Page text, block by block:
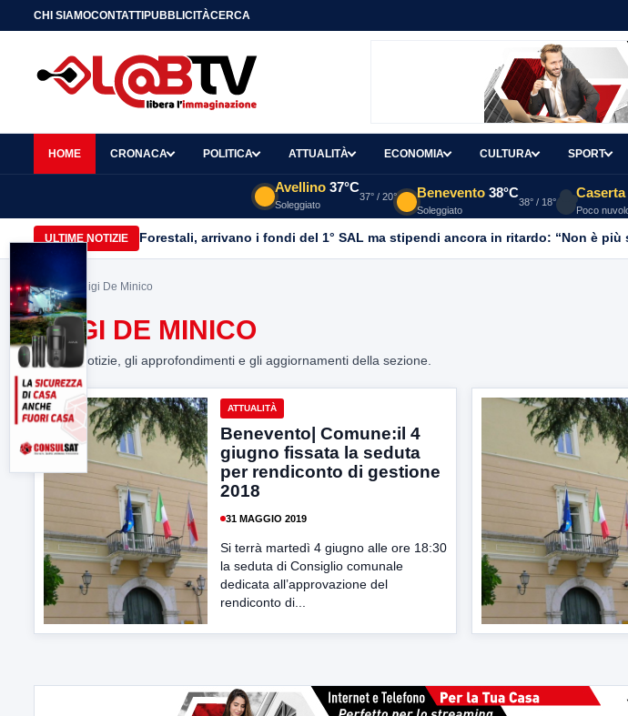
CHI SIAMOCONTATTIPUBBLICITÀCERCA
HOME CRONACA POLITICA ATTUALITÀ ECONOMIA CULTURA SPORT
Avellino 37°C
Soleggiato
37° / 20° Benevento 38°C
Soleggiato
38° / 18°
Caserta
Poco
ULTIME NOTIZIE Forestali, arrivano i fondi del 1° SAL ma stipendi ancora in ritardo: “Non è più
Home> Luigi De Minico
LUIGI DE MINICO
Tutte le notizie, gli approfondimenti e gli aggiornamenti della sezione.
ATTUALITÀ
Benevento| Comune:il 4
giugno fissata la seduta
per rendiconto di gestione
2018
31 MAGGIO 2019
Si terrà martedì 4 giugno alle ore 18:30
la seduta di Consiglio comunale
dedicata all’approvazione del
rendiconto di...